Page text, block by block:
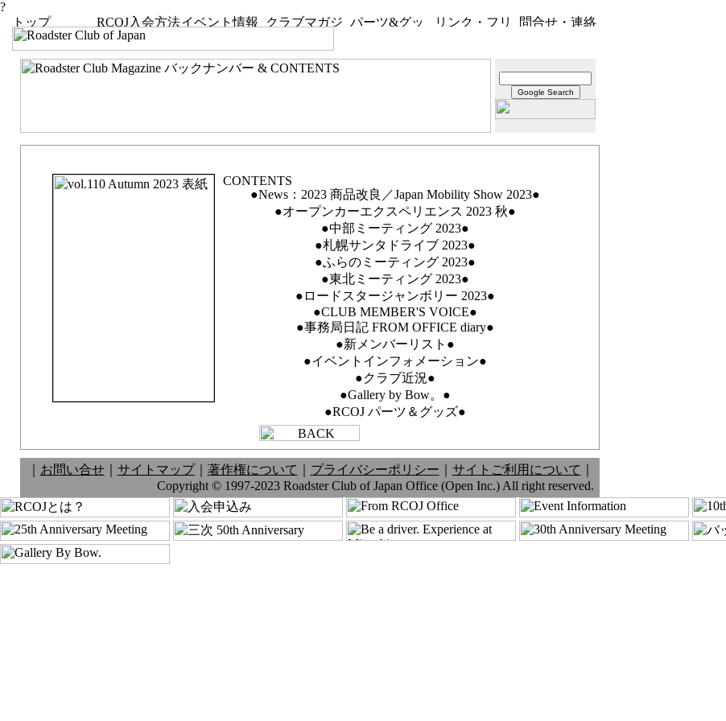
?
●News：2023 商品改良／Japan Mobility Show 2023●
●オープンカーエクスペリエンス 2023 秋●
●中部ミーティング 2023●
●札幌サンタドライブ 2023●
●ふらのミーティング 2023●
●東北ミーティング 2023●
●ロードスタージャンボリー 2023●
●CLUB MEMBER'S VOICE●
●事務局日記 FROM OFFICE diary●
●新メンバーリスト●
●イベントインフォメーション●
●クラブ近況●
●Gallery by Bow。●
●RCOJ パーツ＆グッズ●
お問い合せ｜ サイトマップ｜ 著作権について プライバシーポリシー サイトご利用について
Copyright © 1997-2023 Roadster Club of Japan Office (Open Inc.) All right reserved.